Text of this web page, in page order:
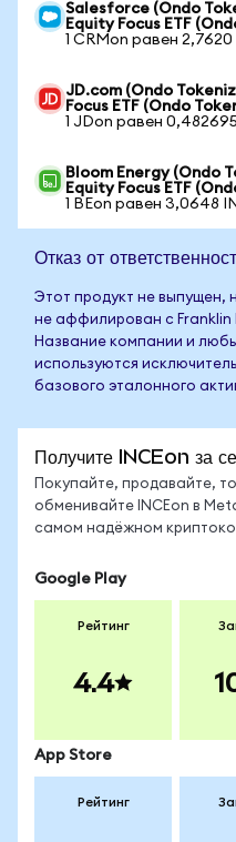
Salesforce (Ondo
Equity Focus ETF
1 CRMon равен 2,7620
JD.com (Ondo
Focus ETF (Ondo
1 JDon равен
Bloom Energy (Ondo
Equity Focus ETF
1 BEon равен 3,0648
Отказ от
Этот продукт не выпущен,
не аффилирован с Franklin
Название компании и
используются
базового эталонного
Получите INCEon за
Покупайте, продавайте,
обменивайте INCEon в
самом надёжном
Google Play
Рейтинг
4.4
App Store
Рейтинг